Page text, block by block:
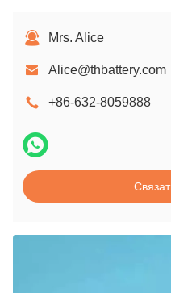
Mrs. Alice
Alice@thbattery.com
+86-632-8059888